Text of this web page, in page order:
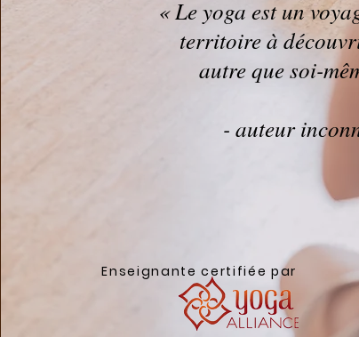
« Le yoga est un
territoire à
autre que soi-
- auteur
Enseignante certifiée par